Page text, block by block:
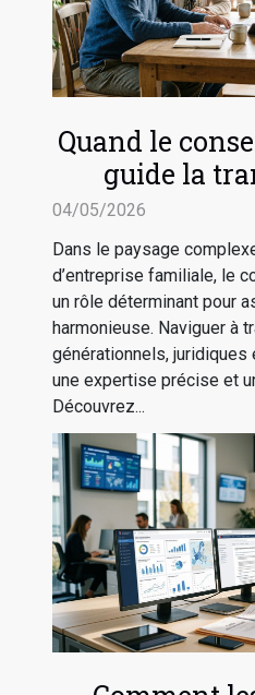
Quand le
guide la
familiale
04/05/2026
Dans le paysage
d’entreprise familiale, le
un rôle déterminant pour
harmonieuse. Naviguer à
générationnels,
une expertise précise et
Découvrez...